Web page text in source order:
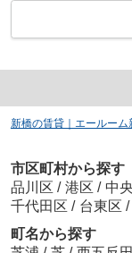
新橋の賃貸｜エールーム
市区町村から探す
品川区 / 港区 / 中
千代田区 / 台東区 /
町名から探す